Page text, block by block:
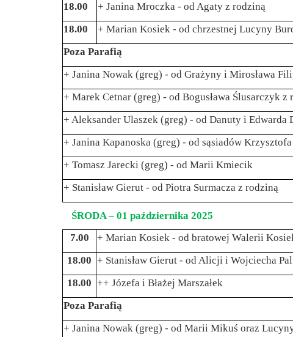
18.00
+ Janina Mroczka - od Agaty z rodziną
18.00
+ Marian Kosiek - od chrzestnej Lucyny
Poza Parafią
+ Janina Nowak (greg) - od Grażyny i Mirosława
+ Marek Cetnar (greg) - od Bogusława Ślusarczyk z
+ Aleksander Ulaszek (greg) - od Danuty i Edwarda
+ Janina Kapanoska (greg) - od sąsiadów
+ Tomasz Jarecki (greg) - od Marii Kmiecik
+ Stanisław Gierut - od Piotra Surmacza z rodziną
ŚRODA – 01 października 2025
7.00
+ Marian Kosiek - od bratowej Walerii
18.00 + Stanisław Gierut - od Alicji i Wojciecha
18.00 ++ Józefa i Błażej Marszałek
Poza Parafią
+ Janina Nowak (greg) - od Marii Mikuś oraz